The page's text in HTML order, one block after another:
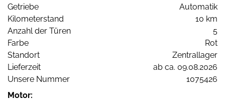
Getriebe
Automatik
Kilometerstand
10 km
Anzahl der Türen
5
Farbe
Rot
Standort
Zentrallager
Lieferzeit
ab ca. 09.08.2026
Unsere Nummer
1075426
Motor: